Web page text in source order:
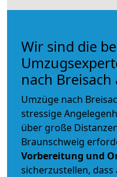
Wir sind die
nach Breisach
Umzüge nach
stressige
über große
Braunschweig
Vorbereitung und
sicherzustellen, dass